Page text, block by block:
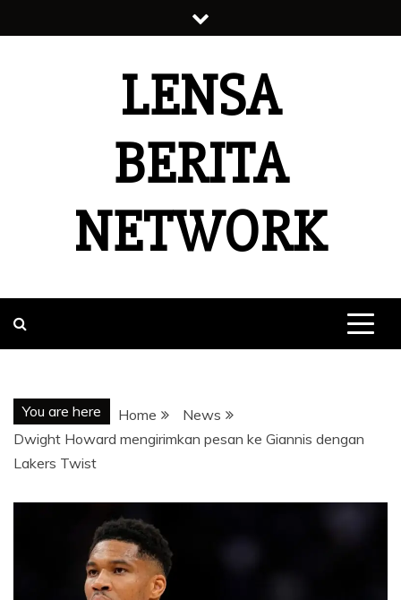
to
LENSA
BERITA
NETWORK
You are here Home
News
Dwight Howard mengirimkan pesan ke Giannis dengan
Lakers Twist